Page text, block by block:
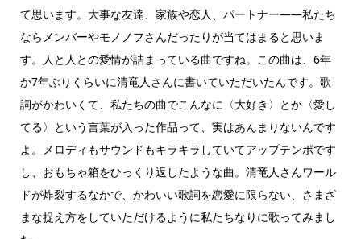
て思います。大事な友達、家族や恋人、パートナー――私たち
ならメンバーやモノノフさんだったりが当てはまると思いま
す。人と人との愛情が詰まっている曲ですね。この曲は、6年
か7年ぶりくらいに清竜人さんに書いていただいたんです。歌
詞がかわいくて、私たちの曲でこんなに〈大好き〉とか〈愛し
てる〉という言葉が入った作品って、実はあんまりないんです
よ。メロディもサウンドもキラキラしていてアップテンポです
し、おもちゃ箱をひっくり返したような曲。清竜人さんワール
ドが炸裂するなかで、かわいい歌詞を恋愛に限らない、さまざ
まな捉え方をしていただけるように私たちなりに歌ってみまし